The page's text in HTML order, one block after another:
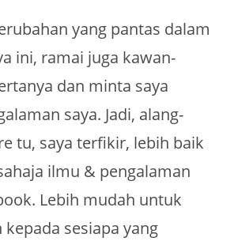
yang pantas dalam
ini, ramai juga kawan-
dan minta saya
saya. Jadi, alang-
tu, saya terfikir, lebih baik
ilmu & pengalaman
Lebih mudah untuk
kepada sesiapa yang